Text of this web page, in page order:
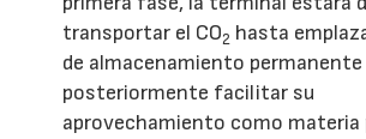
transportar el CO2 hasta
de almacenamiento permanente
posteriormente facilitar su
aprovechamiento como materia